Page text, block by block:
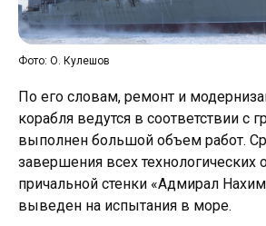
Фото: О. Кулешов
По его словам, ремонт и
корабля ведутся в соответствии с
выполнен большой объем работ.
завершения всех технологических
причальной стенки «Адмирал
выведен на испытания в море.